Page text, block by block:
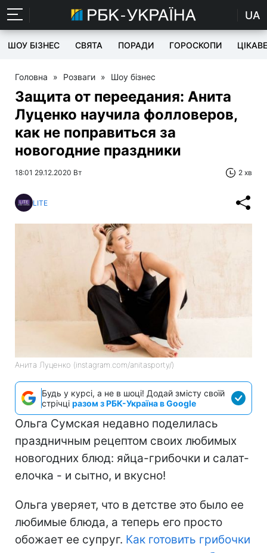
UA
ШОУ БІЗНЕС СВЯТА ПОРАДИ ГОРОСКОПИ ЦІКАВЕ
Головна » Розваги » Шоу бізнес
Защита от переедания: Анита
Луценко научила фолловеров,
как не поправиться за
новогодние праздники
18:01 29.12.2020 Вт 2 хв
LITE
Анита Луценко (instagram.com/anitasporty/)
Будь у курсі, а не в шоці! Додай змісту своїй
стрічці разом з РБК-Україна в Google
Ольга Сумская недавно поделилась
праздничным рецептом своих любимых
новогодних блюд: яйца-грибочки и салат-
елочка - и сытно, и вкусно!
Ольга уверяет, что в детстве это было ее
любимые блюда, а теперь его просто
обожает ее супруг. Как готовить грибочки